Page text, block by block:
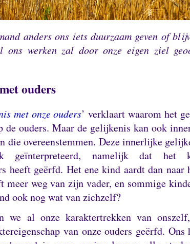
anders ons iets duurzaam geven of
ons werken zal door onze eigen ziel
ouders
met onze ouders’ verklaart waarom het
de ouders.Maar de gelijkenis kan ook
die overeenstemmen. Deze innerlijke
geïnterpreteerd, namelijk dat het
heeft geërfd. Het ene kind aardt dan naar
meer weg van zijn vader, en sommige
ook nog wat van zichzelf?
we al onze karaktertrekken van
van onze ouders geërfd. Ons